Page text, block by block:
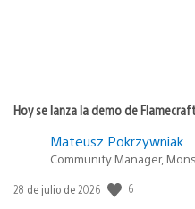
Hoy se lanza la demo de
Mateusz Pokrzywniak
Community Manager,
Fecha
28 de julio de 2026 6